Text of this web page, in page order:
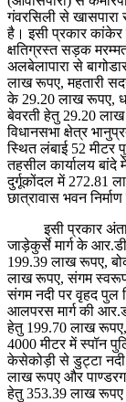
गंवरसिली से
है। इसी प्रकार
क्षतिग्रस्त सड़क
अलबेलापारा से
लाख रूपए, महतारी
के 29.20 लाख रूपए,
बेवरती हेतु 29.20
विधानसभा क्षेत्र
स्थित लंबाई 52 मीटर
तहसील कार्यालय बांदे
दुर्गूकोंदल में 272.81
छात्रावास भवन
इसी प्रकार अंतागढ़
जाड़ेकुर्से मार्ग के
199.39 लाख रूपए,
लाख रूपए, संगम स्वरूप
संगम नदी पर वृहद पुल
आलपरस मार्ग की
हेतु 199.70 लाख रूपए,
4000 मीटर में स्पॉन
केसेकोड़ी से डुट्टा नदी
लाख रूपए और
हेतु 353.39 लाख रूपए